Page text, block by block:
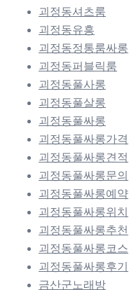
괴정동셔츠룸
괴정동유흥
괴정동정통룸싸롱
괴정동퍼블릭룸
괴정동풀사롱
괴정동풀살롱
괴정동풀싸롱
괴정동풀싸롱가격
괴정동풀싸롱견적
괴정동풀싸롱문의
괴정동풀싸롱예약
괴정동풀싸롱위치
괴정동풀싸롱추천
괴정동풀싸롱코스
괴정동풀싸롱후기
금산군노래방